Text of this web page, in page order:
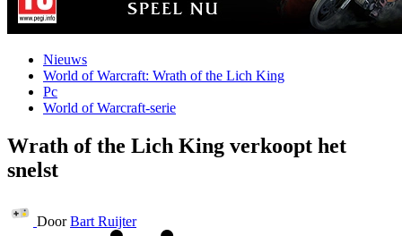
Nieuws
World of Warcraft: Wrath of the Lich King
Pc
World of Warcraft-serie
Wrath of the Lich King verkoopt het
snelst
Door Bart Ruijter